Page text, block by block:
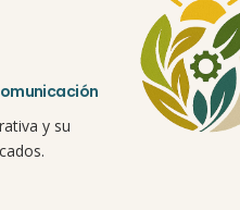
y su